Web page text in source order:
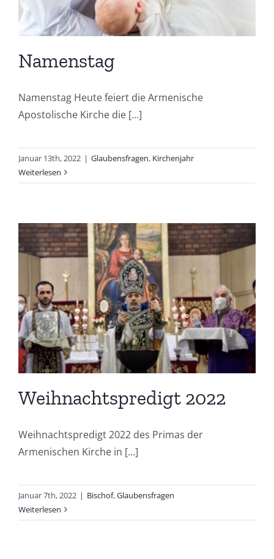
Namenstag
Namenstag Heute feiert die Armenische
Apostolische Kirche die [...]
Januar 13th, 2022 | Glaubensfragen, Kirchenjahr
Weiterlesen
Weihnachtspredigt 2022
Weihnachtspredigt 2022 des Primas der
Armenischen Kirche in [...]
Januar 7th, 2022 | Bischof,Glaubensfragen
Weiterlesen